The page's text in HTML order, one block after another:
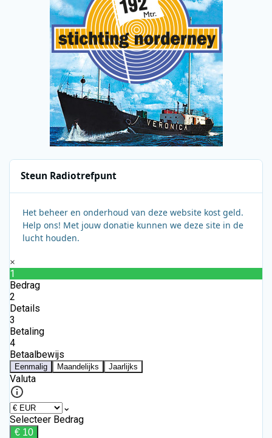
Steun Radiotrefpunt
Het beheer en onderhoud van deze website kost geld.
Help ons! Met jouw donatie kunnen we deze site in de
lucht houden.